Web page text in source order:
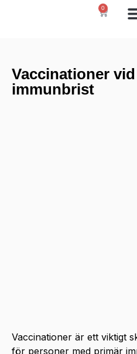
0
Vaccinationer
immunbrist
Vaccinationer är ett viktigt
för personer med primär